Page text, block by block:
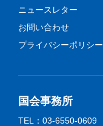
ニュースレター
お問い合わせ
プライバシーポリシー
国会事務所
TEL：03-6550-0609